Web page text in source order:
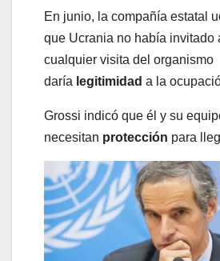
En junio, la compañía estatal
que Ucrania no había invitado
cualquier visita del organismo
daría legitimidad a la
Grossi indicó que él y su
necesitan protección para